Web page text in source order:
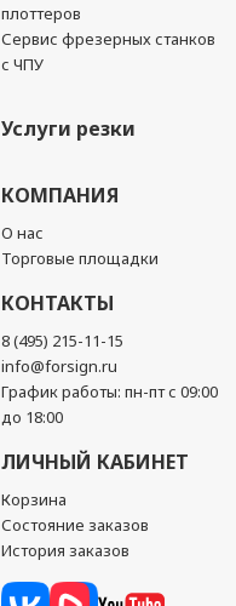
плоттеров
Сервис фрезерных станков
с ЧПУ
Услуги резки
КОМПАНИЯ
О нас
Торговые площадки
КОНТАКТЫ
8 (495) 215-11-15
info@forsign.ru
График работы: пн-пт с 09:00
до 18:00
ЛИЧНЫЙ КАБИНЕТ
Корзина
Состояние заказов
История заказов